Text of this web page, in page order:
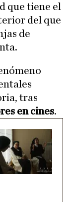
que tiene el
del que
de
tras
en cines.